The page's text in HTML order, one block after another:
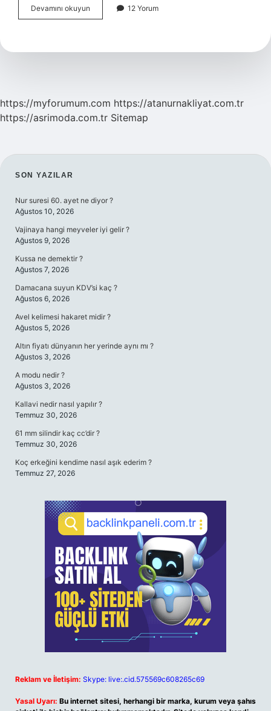
Devamını okuyun Yunanistan
Kavala
12 Yorum
https://myforumum.com https://atanurnakliyat.com.tr
https://asrimoda.com.tr Sitemap
SIDEBAR
SON YAZILAR
Nur suresi 60. ayet ne diyor ?
Ağustos 10, 2026
Vajinaya hangi meyveler iyi gelir ?
Ağustos 9, 2026
Kussa ne demektir ?
Ağustos 7, 2026
Damacana suyun KDV’si kaç ?
Ağustos 6, 2026
Avel kelimesi hakaret midir ?
Ağustos 5, 2026
Altın fiyatı dünyanın her yerinde aynı mı ?
Ağustos 3, 2026
A modu nedir ?
Ağustos 3, 2026
Kallavi nedir nasıl yapılır ?
Temmuz 30, 2026
61 mm silindir kaç cc’dir ?
Temmuz 30, 2026
Koç erkeğini kendime nasıl aşık ederim ?
Temmuz 27, 2026
Reklam ve İletişim: Skype: live:.cid.575569c608265c69
Yasal Uyarı: Bu internet sitesi, herhangi bir marka, kurum veya şahıs